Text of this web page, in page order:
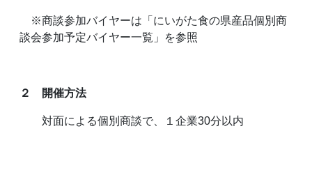
※商談参加バイヤーは「にいがた食の県産品個別商
談会参加予定バイヤー一覧」を参照
２ 開催方法
対面による個別商談で、１企業30分以内